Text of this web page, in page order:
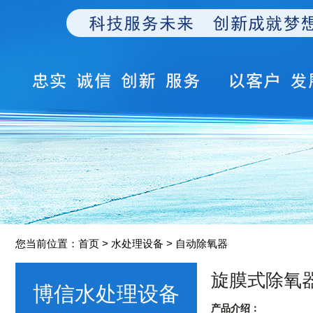
您当前位置： 首页 > 水处理设备 > 自动除氧器
博信水处理设备
旋膜式除氧
产品介绍：